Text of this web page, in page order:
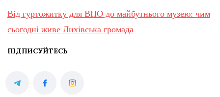
Від гуртожитку для ВПО до майбутнього музею: чим
сьогодні живе Лихівська громада
ПІДПИСУЙТЕСЬ